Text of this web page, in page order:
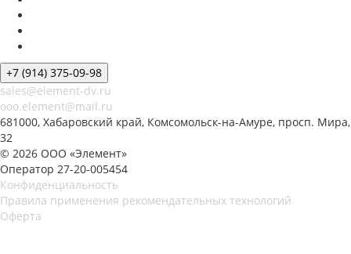
+7 (914) 375-09-98
sales@element-dv.ru
ooo.element@mail.ru
681000, Хабаровский край, Комсомольск-на-Амуре, просп. Мира,
32
© 2026 ООО «Элемент»
Оператор 27-20-005454
Конфиденциальность
Правила применения рекомендательных технологий
Оферта